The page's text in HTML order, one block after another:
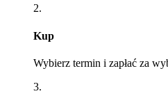
2.
Kup
Wybierz termin i zapłać za
3.